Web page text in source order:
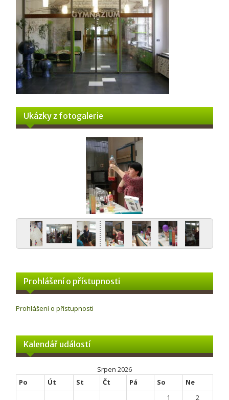
Ukázky z fotogalerie
Prohlášení o přístupnosti
Prohlášení o přístupnosti
Kalendář událostí
Srpen 2026
Po
Út St Čt Pá So
Ne
1
2